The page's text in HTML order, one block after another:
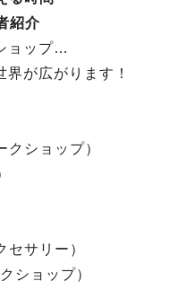
紹介
ョップ…
が広がります！
クショップ）
セサリー）
ショップ）